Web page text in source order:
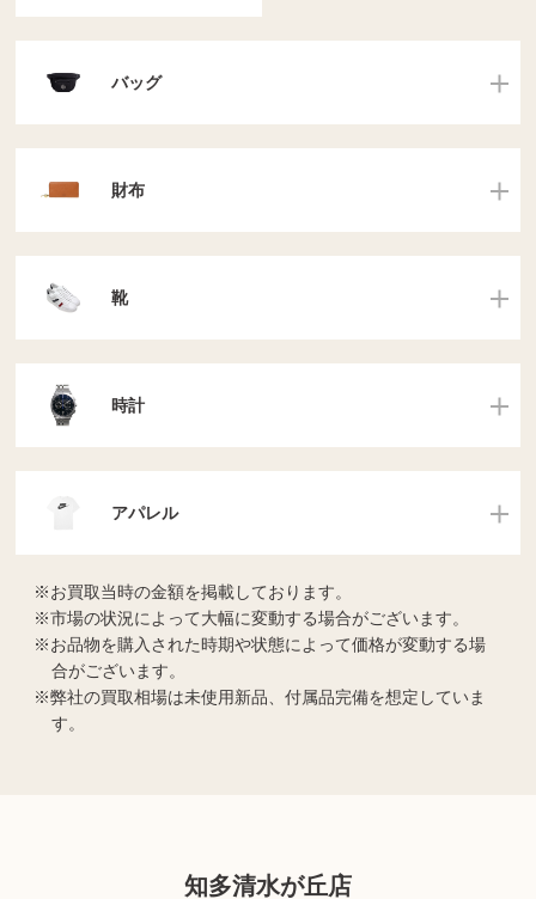
バッグ
財布
靴
時計
アパレル
お買取当時の金額を掲載しております。
市場の状況によって大幅に変動する場合がございます。
お品物を購入された時期や状態によって価格が変動する場
合がございます。
弊社の買取相場は未使用新品、付属品完備を想定していま
す。
知多清水が丘店